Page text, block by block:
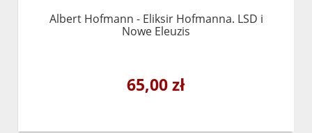
Albert Hofmann - Eliksir Hofmanna. LSD i
Nowe Eleuzis
65,00 zł